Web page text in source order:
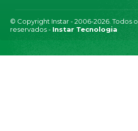
© Copyright Instar - 2006-2026. Todos
reservados - Instar Tecnologia